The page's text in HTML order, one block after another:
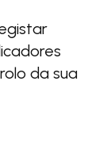
da sua